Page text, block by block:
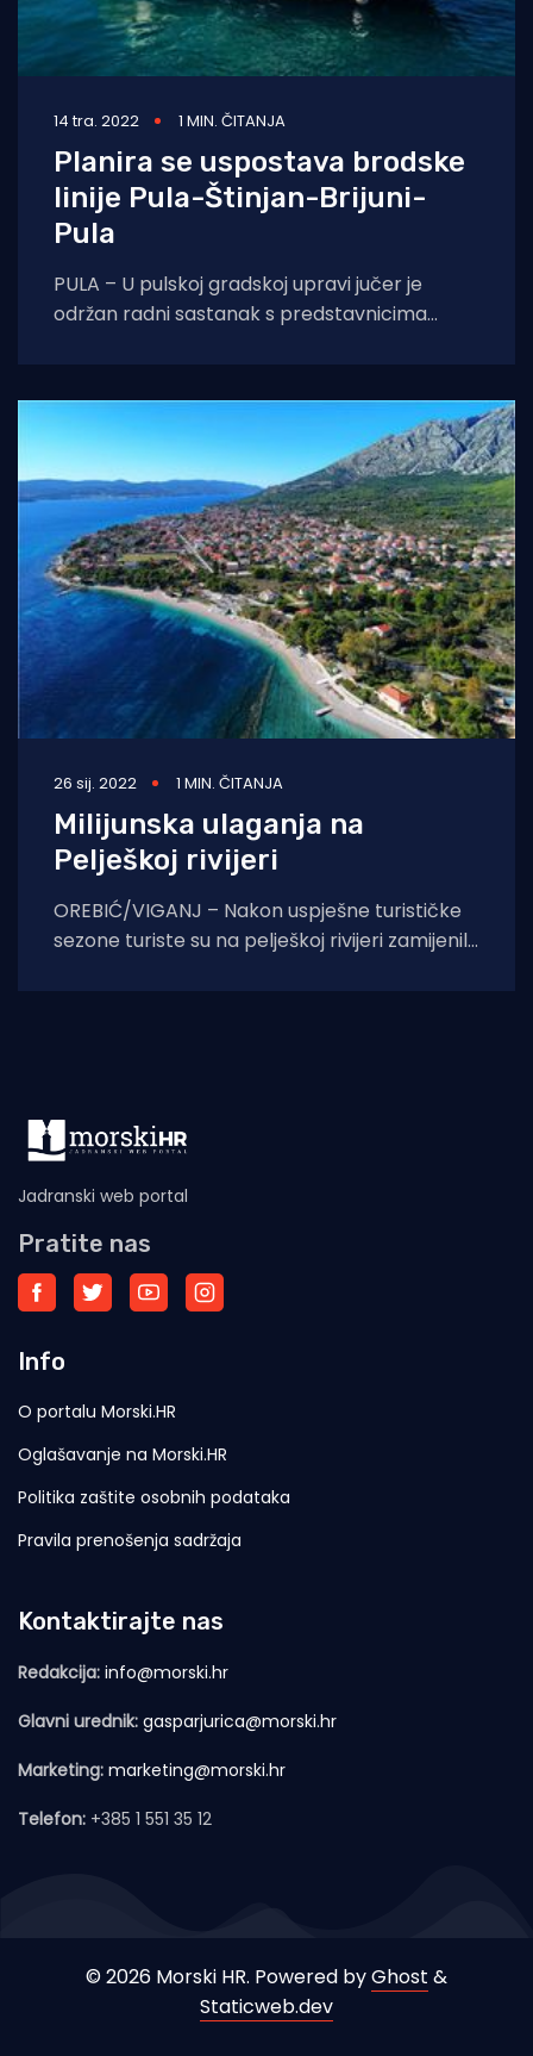
14 tra. 2022 1 MIN. ČITANJA
Planira se uspostava brodske
linije Pula-Štinjan-Brijuni-
Pula
PULA – U pulskoj gradskoj upravi jučer je
održan radni sastanak s predstavnicima
26 sij. 2022 1 MIN. ČITANJA
Milijunska ulaganja na
Pelješkoj rivijeri
OREBIĆ/VIGANJ – Nakon uspješne turističke
sezone turiste su na pelješkoj rivijeri zamijenili
Jadranski web portal
Pratite nas
Info
O portalu Morski.HR
Oglašavanje na Morski.HR
Politika zaštite osobnih podataka
Pravila prenošenja sadržaja
Kontaktirajte nas
Redakcija: info@morski.hr
Glavni urednik: gasparjurica@morski.hr
Marketing: marketing@morski.hr
Telefon: +385 1 551 35 12
© 2026 Morski HR. Powered byGhost &
Staticweb.dev